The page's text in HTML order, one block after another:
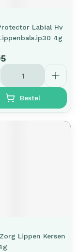
Labial Hv
4g
Bestel
Lippen Kersen